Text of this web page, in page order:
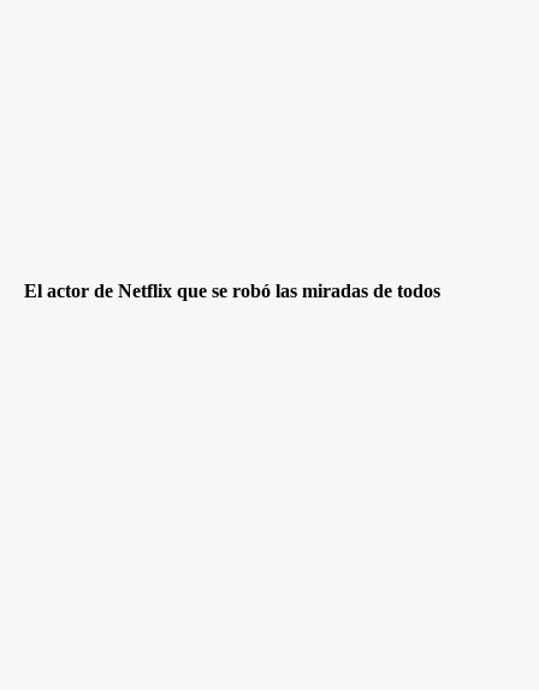
El actor de Netflix que se robó las miradas de todos